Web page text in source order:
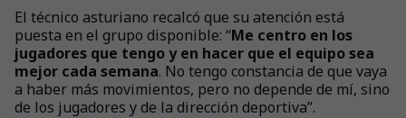
El técnico asturiano recalcó que su atención está
puesta en el grupo disponible: “Me centro en los
jugadores que tengo y en hacer que el equipo sea
mejor cada semana. No tengo constancia de que vaya
a haber más movimientos, pero no depende de mí, sino
de los jugadores y de la dirección deportiva”.